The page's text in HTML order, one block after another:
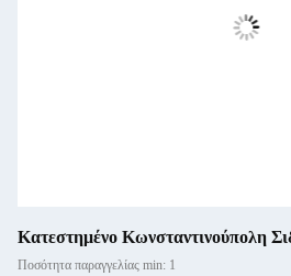
Κατεστημένο Κωνσταντινούπολη
Ποσότητα παραγγελίας min: 1